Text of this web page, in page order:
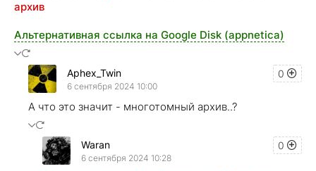
архив
Альтернативная ссылка на Google Disk (appnetica)
0
Aphex_Twin
6 сентября 2024 10:00
А что это значит - многотомный архив..?
0
Waran
6 сентября 2024 10:28